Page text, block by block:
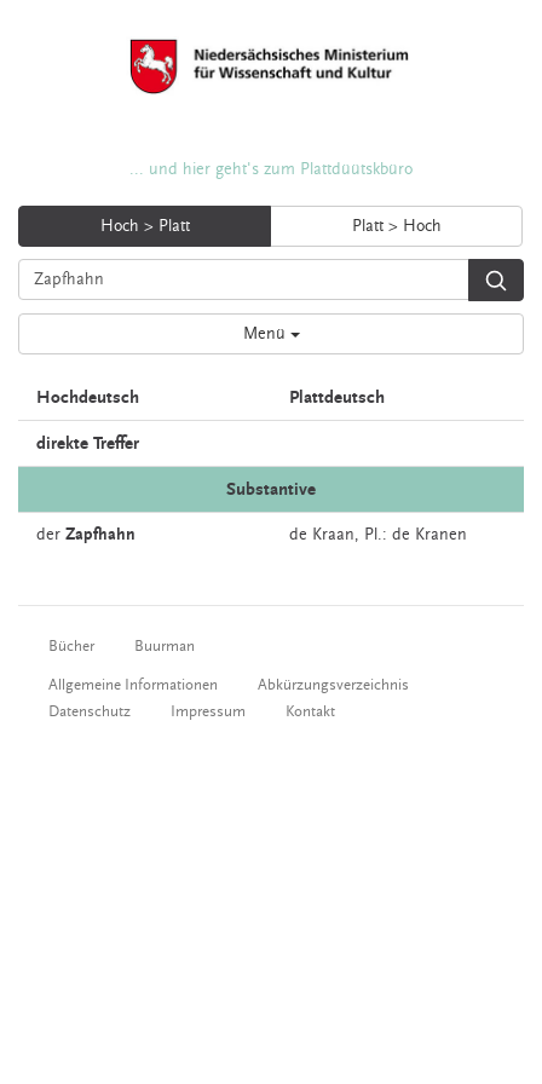
... und hier geht's zum Plattdüütskbüro
Hoch > Platt Platt > Hoch
Menü
Hochdeutsch Plattdeutsch
direkte Treffer
Substantive
der Zapfhahn de Kraan, Pl.: de Kranen
Bücher Buurman
Allgemeine Informationen
Abkürzungsverzeichnis
Datenschutz
Impressum Kontakt